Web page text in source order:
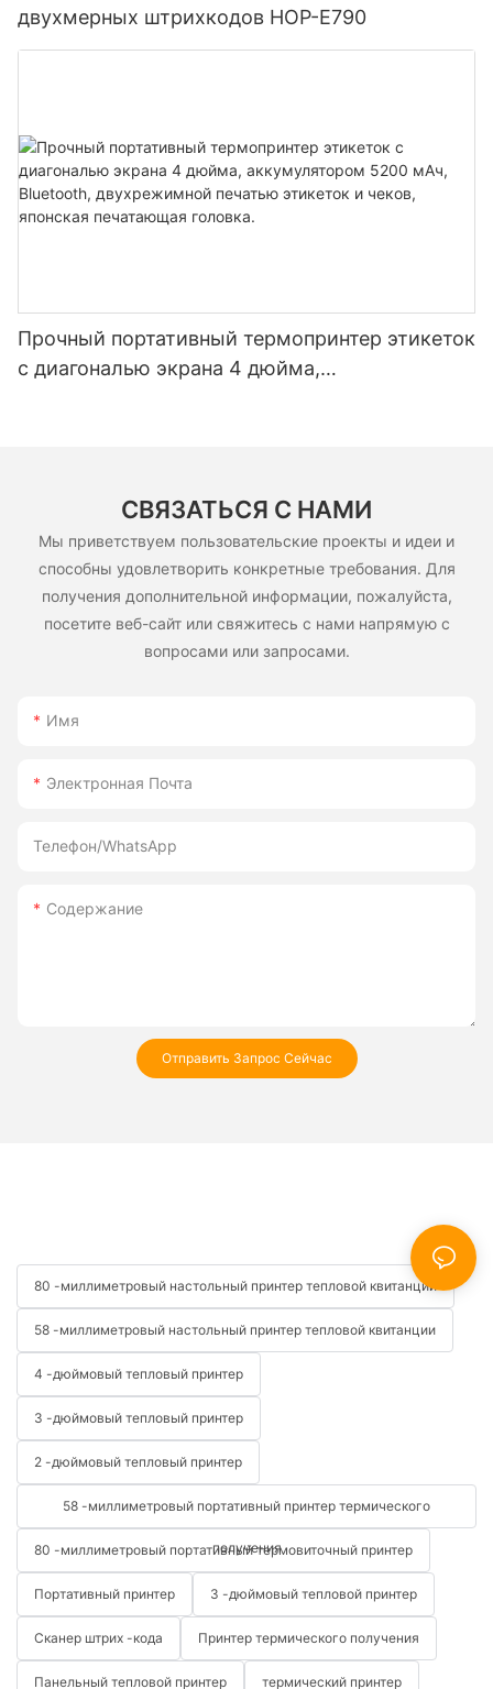
двухмерных штрихкодов HOP-E790
Прочный портативный термопринтер этикеток
с диагональю экрана 4 дюйма,
СВЯЗАТЬСЯ С НАМИ
Мы приветствуем пользовательские проекты и идеи и
способны удовлетворить конкретные требования. Для
получения дополнительной информации, пожалуйста,
посетите веб-сайт или свяжитесь с нами напрямую с
вопросами или запросами.
Имя
Электронная Почта
Телефон/WhatsApp
Содержание
Отправить Запрос Сейчас
80 -миллиметровый настольный принтер тепловой квитанции
58 -миллиметровый настольный принтер тепловой квитанции
4 -дюймовый тепловый принтер
3 -дюймовый тепловый принтер
2 -дюймовый тепловый принтер
58 -миллиметровый портативный принтер термического
получения
80 -миллиметровый портативный термовиточный принтер
Портативный принтер 3 -дюймовый тепловой принтер
Сканер штрих -кода Принтер термического получения
Панельный тепловой принтер термический принтер